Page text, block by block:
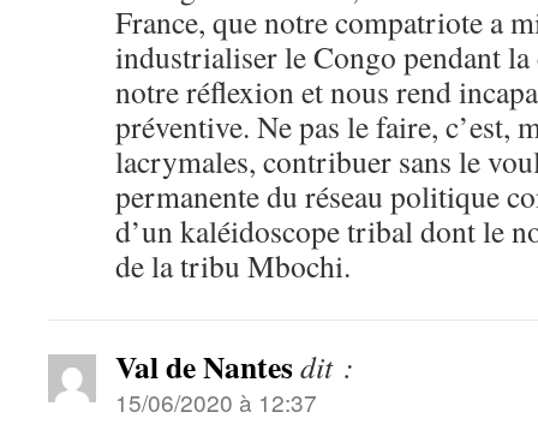
France, que notre compatriote a
industrialiser le Congo pendant
notre réflexion et nous rend
préventive. Ne pas le faire, c’est,
lacrymales, contribuer sans le
permanente du réseau politique
d’un kaléidoscope tribal dont le
de la tribu Mbochi.
Val de Nantesdit :
15/06/2020 à 12:37